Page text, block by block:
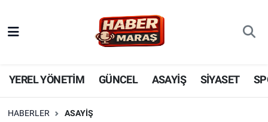
YEREL YÖNETİM GÜNCEL ASAYİŞ SİYASET
HABERLER ASAYİŞ
YEREL YÖNETİM
GÜNCEL
BİLİM VE TEKNOLOJİ
Nöbetçi Eczaneler
Hava Durumu
Trafik Durumu